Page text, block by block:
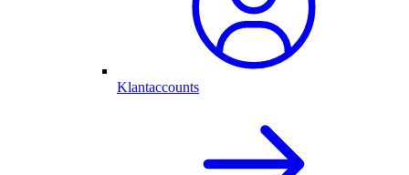
Klantaccounts